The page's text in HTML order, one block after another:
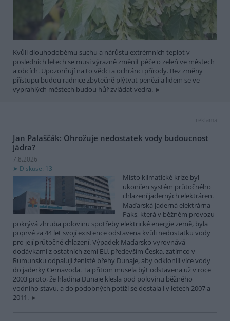
Kvůli dlouhodobému suchu a nárůstu extrémních teplot v
posledních letech se musí výrazně změnit péče o zeleň ve městech
a obcích. Upozorňují na to vědci a ochránci přírody. Bez změny
přístupu budou radnice zbytečně plýtvat penězi a lidem se ve
vyprahlých městech budou hůř zvládat vedra.
reklama
Jan Palaščák: Ohrožuje nedostatek vody budoucnost
jádra?
7.8.2026
Diskuse: 13
Místo klimatické krize byl
ukončen systém průtočného
chlazení jaderných elektráren.
Maďarská jaderná elektrárna
Paks, která v běžném provozu
pokrývá zhruba polovinu spotřeby elektrické energie země, byla
poprvé za 44 let svojí existence odstavena kvůli nedostatku vody
pro její průtočné chlazení. Výpadek Maďarsko vyrovnává
dodávkami z ostatních zemí EU, především Česka, zatímco v
Rumunsku odpalují ženisté břehy Dunaje, aby odklonili více vody
do jaderky Cernavoda. Ta přitom musela být odstavena už v roce
2003 proto, že hladina Dunaje klesla pod polovinu běžného
vodního stavu, a do podobných potíží se dostala i v letech 2007 a
2011.